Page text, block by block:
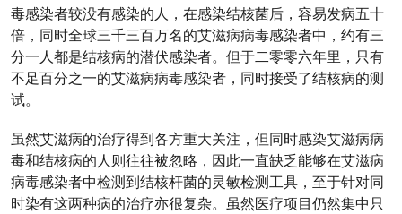
毒感染者较没有感染的人，在感染结核菌后，容易发病五十
倍，同时全球三千三百万名的艾滋病病毒感染者中，约有三
分一人都是结核病的潜伏感染者。但于二零零六年里，只有
不足百分之一的艾滋病病毒感染者，同时接受了结核病的测
试。
虽然艾滋病的治疗得到各方重大关注，但同时感染艾滋病病
毒和结核病的人则往往被忽略，因此一直缺乏能够在艾滋病
病毒感染者中检测到结核杆菌的灵敏检测工具，至于针对同
时染有这两种病的治疗亦很复杂。虽然医疗项目仍然集中只